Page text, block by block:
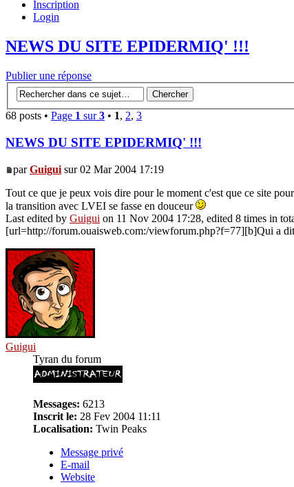
Inscription
Login
NEWS DU SITE EPIDERMIQ' !!!
Publier une réponse
68 posts • Page 1 sur3 • 1, 2, 3
NEWS DU SITE EPIDERMIQ' !!!
parGuigui sur 02 Mar 2004 17:19
Tout ce que je peux vois dire pour le moment c'est que ce site
la transition avec LVEI se fasse en douceur
Last edited by Guigui on 11 Nov 2004 17:28, edited 8 times in
[url=http://forum.ouaisweb.com:/viewforum.php?f=77][b]Qui a
Guigui
Tyran du forum
Messages: 6213
Inscrit le: 28 Fev 2004 11:11
Localisation: Twin Peaks
Message privé
E-mail
Website